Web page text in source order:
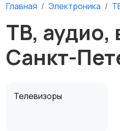
Главная Электроника
ТВ, аудио,
Санкт-
Телевизоры